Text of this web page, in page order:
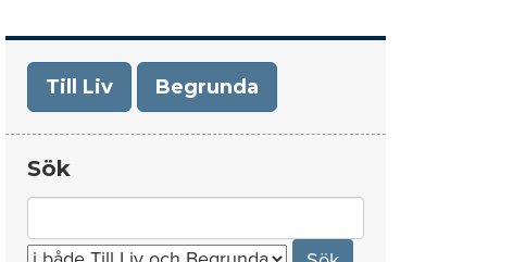
Till Liv Begrunda
Sök
for: